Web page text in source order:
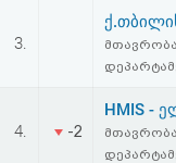
რეგისტრაცია
პაროლის
აღდგენა
3.
4. -2
HMIS -